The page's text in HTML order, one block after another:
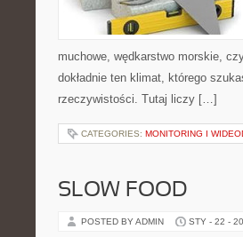
muchowe, wędkarstwo morskie,
dokładnie ten klimat, którego
rzeczywistości. Tutaj liczy […]
CATEGORIES: MONITORING I
SLOW FOOD
POSTED BY ADMIN STY - 22 -